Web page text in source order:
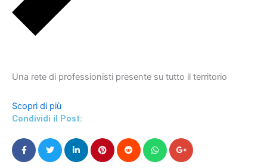
Una rete di professionisti presente su tutto il territorio
Scopri di più
Condividi il Post: